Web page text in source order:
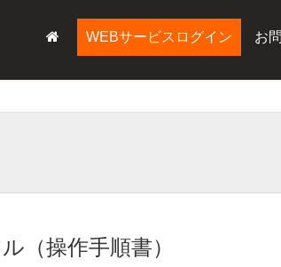
WEBサービスログイン お
（操作手順書）